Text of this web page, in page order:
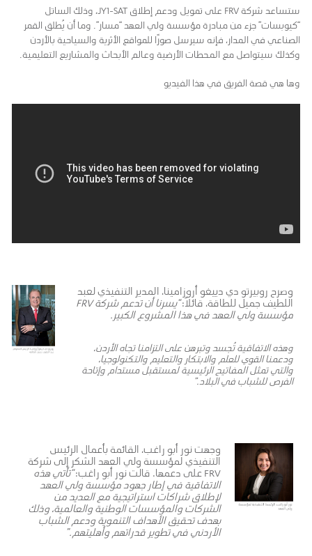
ستساعد شركة FRV على تمويل ودعم إطلاق JY1-SAT، وذلك الساتل
“كيوبسات” جزء من مبادرة مؤسسة ولي العهد “مسار”. وما أن يُطلق القمر
الصناعي في المدار، فإنه سيرسل صورًا للمواقع الأثرية والسياحية بالأردن
وكذلك سيتواصل مع المحطات الأرضية وعالم الأبحاث والمشاريع التعليمية.
وها هي قصة الفريق في هذا الفيديو
وصرح روبيرتو دي دييغو أروزامينا، المدير التنفيذي لعبد
اللطيف جميل للطاقة، قائلاً: “يسرنا أن تدعم شركة FRV
مؤسسة ولي العهد في هذا المشروع الكبير.
وهذه الاتفاقية تُجسد وتبرهن على التزامنا تجاه الأردن،
ودعمنا القوي للعلم والابتكار والتعليم والتكنولوجيا،
والتي تمثل المفاتيح الرئيسية لمستقبل مستدام وإتاحة
الفرص للشباب في البلاد.”
وجهت نور أبو راغب، القائمة بأعمال الرئيس
التنفيذي لمؤسسة ولي العهد الشكر إلى شركة
FRV على دعمها. قالت نور أبو راغب: “تأتي هذه
الاتفاقية في إطار جهود مؤسسة ولي العهد
لإطلاق شراكات استراتيجية مع العديد من
الشركات والمؤسسات الوطنية والعالمية، وذلك
بهدف تحقيق الأهداف التنموية ودعم الشباب
الأردني في تطوير قدراتهم وأهليتهم.”